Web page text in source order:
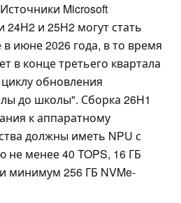
Microsoft
и 25H2 могут стать
июне 2026 года, в то время
в конце третьего квартала
обновления
до школы". Сборка 26H1
к аппаратному
должны иметь NPU с
не менее 40 TOPS, 16 ГБ
минимум 256 ГБ NVMe-